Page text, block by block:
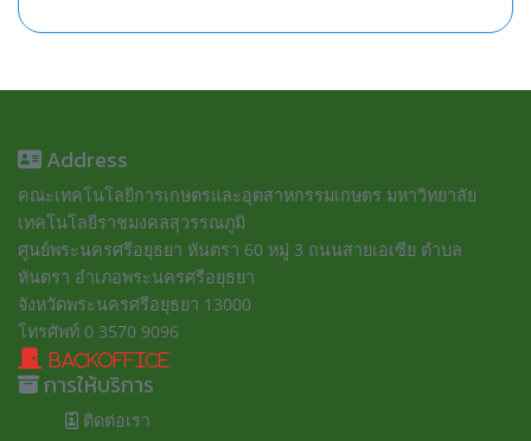
Address
คณะเทคโนโลยีการเกษตรและอุตสาหกรรมเกษตร มหาวิทยาลัย
เทคโนโลยีราชมงคลสุวรรณภูมิ
ศูนย์พระนครศรีอยุธยา หันตรา 60 หมู่ 3 ถนนสายเอเซีย ตำบล
หันตรา อำเภอพระนครศรีอยุธยา
จังหวัดพระนครศรีอยุธยา 13000
โทรศัพท์ 0 3570 9096
BackOffice
การให้บริการ
ติดต่อเรา